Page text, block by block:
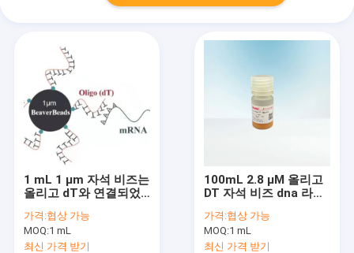
1 mL 1 μm 자석 비즈는
올리고 dT와 연결되었
가격:협상 가능
MOQ:1 mL
최신 가격 받기
100mL 2.8 μM 올리고
DT 자석 비즈 dna 라이
가격:협상 가능
MOQ:1 mL
최신 가격 받기